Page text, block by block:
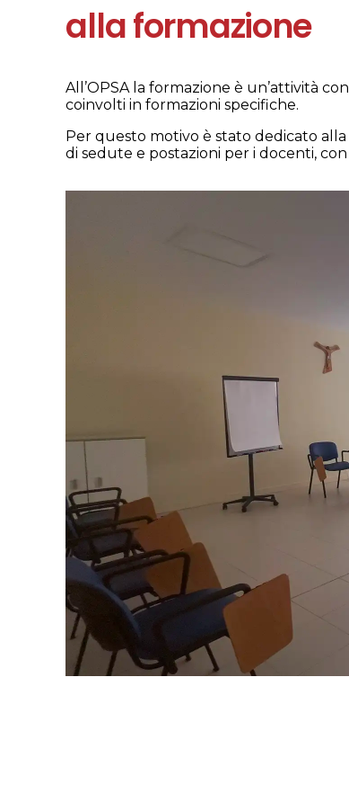
alla formazione
All’OPSA la formazione è un’attività
coinvolti in formazioni specifiche.
Per questo motivo è stato dedicato
di sedute e postazioni per i docenti,